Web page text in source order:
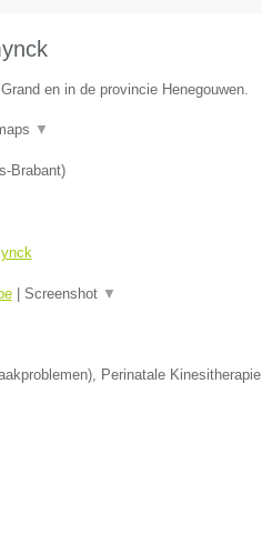
en in de provincie Henegouwen.
▼
Brabant)
| Screenshot ▼
Perinatale Kinesitherapie